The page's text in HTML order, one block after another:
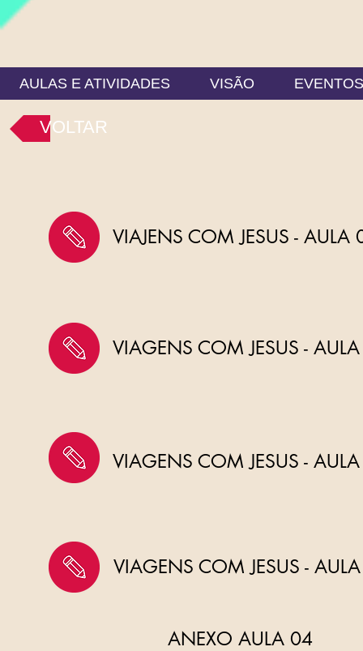
AULAS E ATIVIDADES VISÃO EVENTOS
VOLTAR
VIAJENS COM JESUS - AULA
VIAGENS COM JESUS -
VIAGENS COM JESUS -
VIAGENS COM JESUS -
ANEXO AULA 04